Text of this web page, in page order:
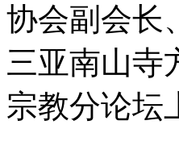
协会副会长
三亚南山寺
宗教分论坛